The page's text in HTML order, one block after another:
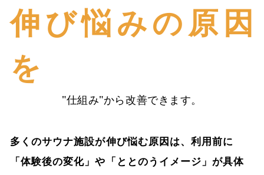
伸び悩みの原因
を
"仕組み"から改善できます。
多くのサウナ施設が伸び悩む原因は、利用前に
「体験後の変化」や「ととのうイメージ」が具体